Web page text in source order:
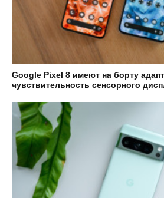
Google Pixel 8 имеют на борту
чувствительность сенсорного